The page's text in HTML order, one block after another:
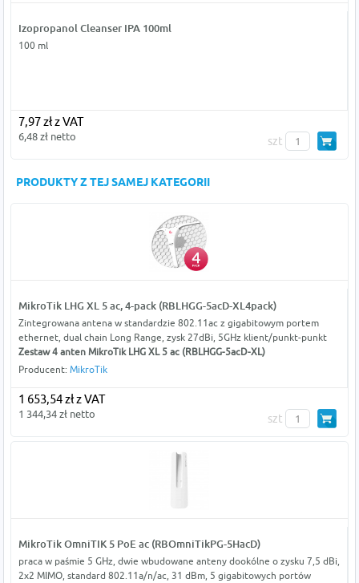
Izopropanol Cleanser IPA 100ml
100 ml
7,97 zł z VAT
6,48 zł netto szt
PRODUKTY Z TEJ SAMEJ KATEGORII
MikroTik LHG XL 5 ac, 4-pack (RBLHGG-5acD-XL4pack)
Zintegrowana antena w standardzie 802.11ac z gigabitowym portem
ethernet, dual chain Long Range, zysk 27dBi, 5GHz klient/punkt-punkt
Zestaw 4 anten MikroTik LHG XL 5 ac (RBLHGG-5acD-XL)
Producent: MikroTik
1 653,54 zł z VAT
1 344,34 zł netto szt
MikroTik OmniTIK 5 PoE ac (RBOmniTikPG-5HacD)
praca w paśmie 5 GHz, dwie wbudowane anteny dookólne o zysku 7,5 dBi,
2x2 MIMO, standard 802.11a/n/ac, 31 dBm, 5 gigabitowych portów